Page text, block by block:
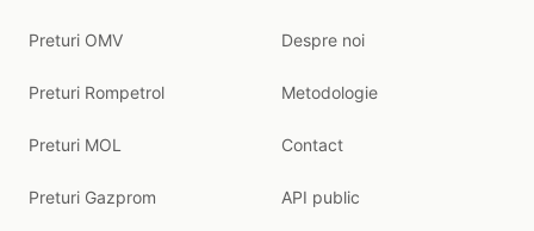
Preturi OMV
Preturi Rompetrol
Preturi MOL
Preturi Gazprom
Despre noi
Metodologie
Contact
API public